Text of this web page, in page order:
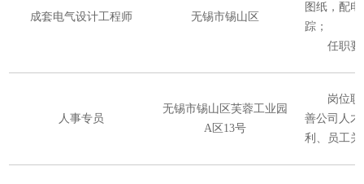
成套电气设计工程师 无锡市锡山区
图纸，配
踪；
任职
人事专员
无锡市锡山区芙蓉工业园
A区13号
岗位
善公司人
利、员工